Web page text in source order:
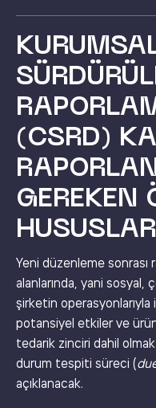
(CSRD)
GEREKEN
Yeni düzenleme sonrası
alanlarında, yani sosyal,
şirketin operasyonlarıyla
potansiyel etkiler ve
tedarik zinciri dahil
durum tespiti süreci (
açıklanacak.